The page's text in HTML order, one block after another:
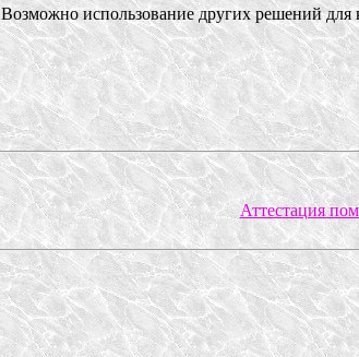
Возможно использование других решений для
Аттестация